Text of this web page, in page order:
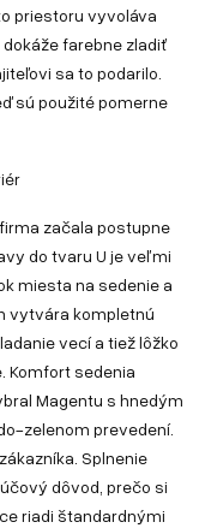
priestoru vyvoláva
farebne zladiť
sa to podarilo.
sú použité pomerne
začala postupne
do tvaru U je veľmi
miesta na sedenie a
vytvára kompletnú
vecí a tiež lôžko
Komfort sedenia
Magentu s hnedým
zelenom prevedení.
Splnenie
dôvod, prečo si
riadi štandardnými